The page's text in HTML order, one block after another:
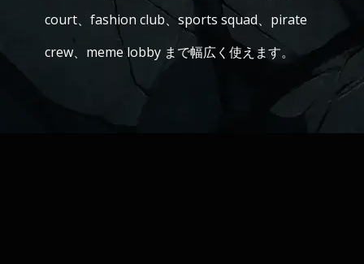
court、fashion club、sports squad、pirate
crew、meme lobby まで幅広く使えます。